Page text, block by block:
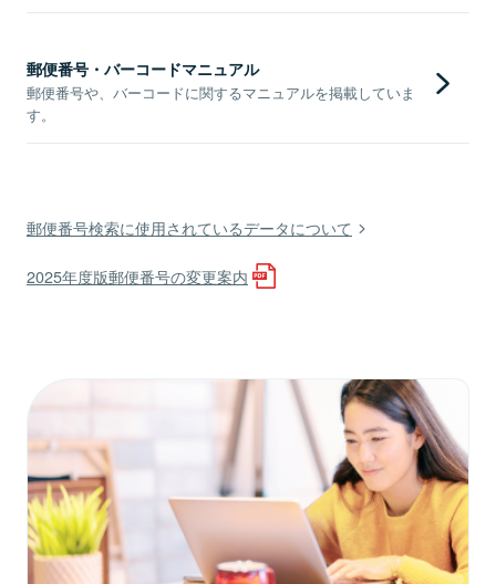
郵便番号・バーコードマニュアル
郵便番号や、バーコードに関するマニュアルを掲載していま
す。
郵便番号検索に使用されているデータについて
2025年度版郵便番号の変更案内